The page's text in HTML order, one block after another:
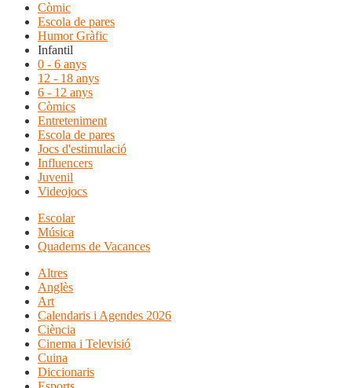
Còmic
Escola de pares
Humor Gràfic
Infantil
0 - 6 anys
12 - 18 anys
6 - 12 anys
Còmics
Entreteniment
Escola de pares
Jocs d'estimulació
Influencers
Juvenil
Videojocs
Escolar
Música
Quaderns de Vacances
Altres
Anglès
Art
Calendaris i Agendes 2026
Ciència
Cinema i Televisió
Cuina
Diccionaris